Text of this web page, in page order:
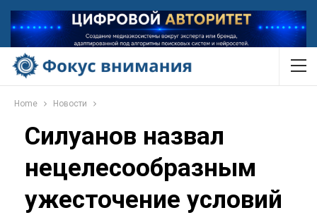
Home Новости
Силуанов назвал
нецелесообразным
ужесточение условий